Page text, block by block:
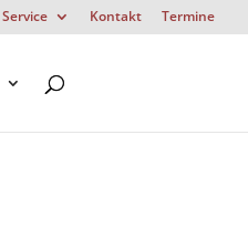
Service Kontakt Termine